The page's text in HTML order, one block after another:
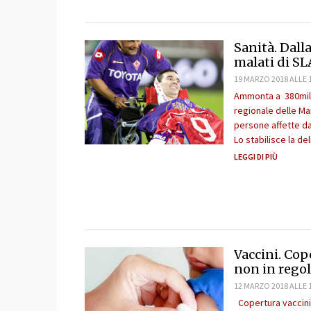
Sanità.
malati di
19 MARZO 2018 ALLE
Ammonta a
regionale delle
persone affette
Lo stabilisce la
LEGGI DI PIÙ
Vaccini.
non in
12 MARZO 2018 ALLE
Copertura